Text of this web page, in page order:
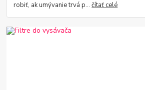
robiť, ak umývanie trvá p...čítať celé